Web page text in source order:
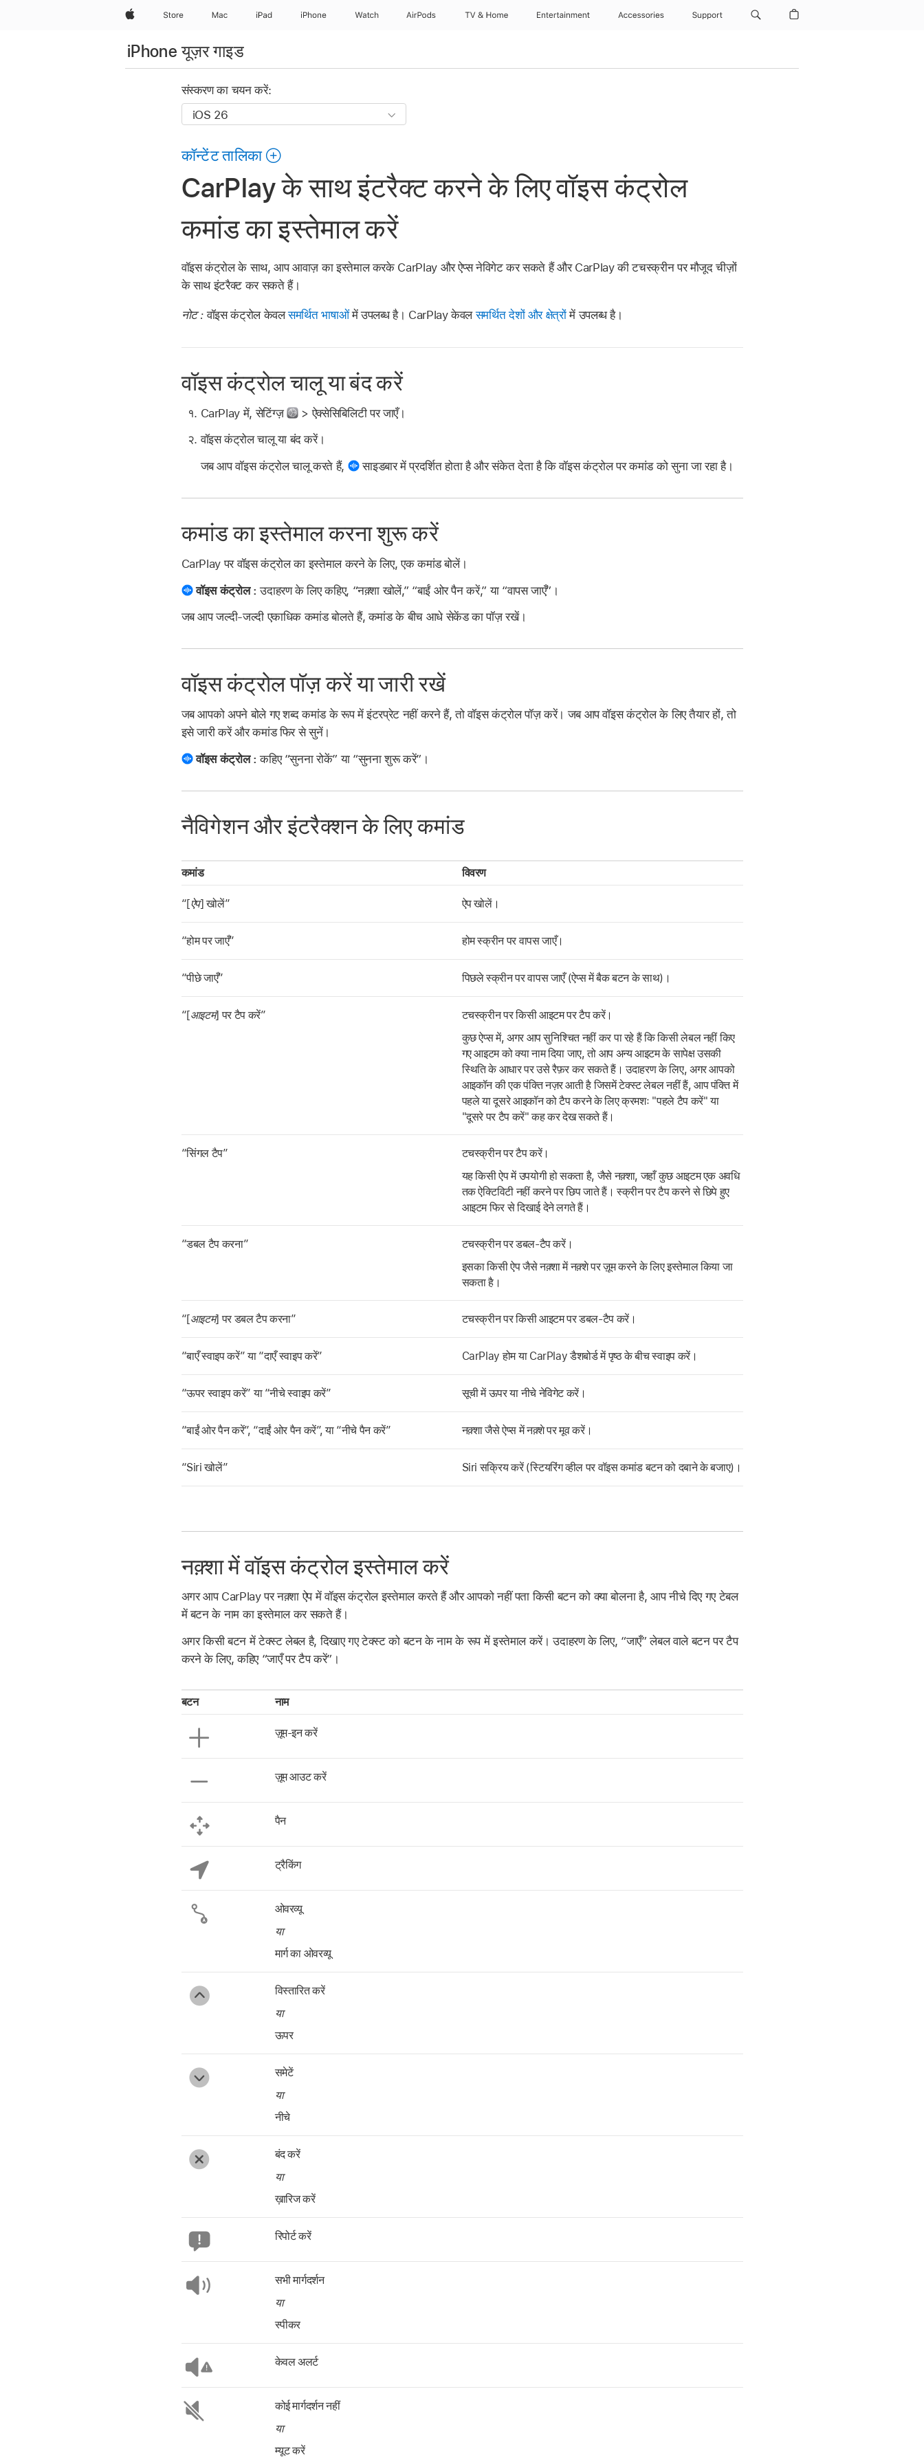
AppleStore Mac iPad iPhone Watch AirPods TV & Home Entertainment Accessories Support
iPhone यूज़र गाइड
संस्करण का चयन करें:
कॉन्टेंट तालिका
CarPlay के साथ इंटरैक्ट करने के लिए वॉइस कंट्रोल
कमांड का इस्तेमाल करें
वॉइस कंट्रोल के साथ, आप आवाज़ का इस्तेमाल करके CarPlay और ऐप्स नेविगेट कर सकते हैं और CarPlay की टचस्क्रीन पर मौजूद चीज़ों
के साथ इंटरैक्ट कर सकते हैं।
नोट :वॉइस कंट्रोल केवलसमर्थित भाषाओंमें उपलब्ध है। CarPlay केवलसमर्थित देशों और क्षेत्रोंमें उपलब्ध है।
वॉइस कंट्रोल चालू या बंद करें
CarPlay में, सेटिंग्ज़
> ऐक्सेसिबिलिटी पर जाएँ।
वॉइस कंट्रोल चालू या बंद करें।
जब आप वॉइस कंट्रोल चालू करते हैं,
साइडबार में प्रदर्शित होता है और संकेत देता है कि वॉइस कंट्रोल पर कमांड को सुना जा रहा है।
कमांड का इस्तेमाल करना शुरू करें
CarPlay पर वॉइस कंट्रोल का इस्तेमाल करने के लिए, एक कमांड बोलें।
वॉइस कंट्रोल : उदाहरण के लिए कहिए, “नक़्शा खोलें,” “बाईं ओर पैन करें,” या “वापस जाएँ”।
जब आप जल्दी-जल्दी एकाधिक कमांड बोलते हैं, कमांड के बीच आधे सेकेंड का पॉज़ रखें।
वॉइस कंट्रोल पॉज़ करें या जारी रखें
जब आपको अपने बोले गए शब्द कमांड के रूप में इंटरप्रेट नहीं करने हैं, तो वॉइस कंट्रोल पॉज़ करें। जब आप वॉइस कंट्रोल के लिए तैयार हों, तो
इसे जारी करें और कमांड फिर से सुनें।
वॉइस कंट्रोल : कहिए “सुनना रोकें” या “सुनना शुरू करें”।
नैविगेशन और इंटरैक्शन के लिए कमांड
कमांड विवरण
“[ऐप] खोलें” ऐप खोलें।
“होम पर जाएँ” होम स्क्रीन पर वापस जाएँ।
“पीछे जाएँ” पिछले स्क्रीन पर वापस जाएँ (ऐप्स में बैक बटन के साथ)।
“[आइटम] पर टैप करें”
टचस्क्रीन पर किसी आइटम पर टैप करें।
कुछ ऐप्स में, अगर आप सुनिश्चित नहीं कर पा रहे हैं कि किसी लेबल नहीं किए
गए आइटम को क्या नाम दिया जाए, तो आप अन्य आइटम के सापेक्ष उसकी
स्थिति के आधार पर उसे रैफ़र कर सकते हैं। उदाहरण के लिए, अगर आपको
आइकॉन की एक पंक्ति नज़र आती है जिसमें टेक्स्ट लेबल नहीं हैं, आप पंक्ति में
पहले या दूसरे आइकॉन को टैप करने के लिए क्रमशः "पहले टैप करें" या
"दूसरे पर टैप करें" कह कर देख सकते हैं।
“सिंगल टैप”
टचस्क्रीन पर टैप करें।
यह किसी ऐप में उपयोगी हो सकता है, जैसे नक़्शा, जहाँ कुछ आइटम एक अवधि
तक ऐक्टिविटी नहीं करने पर छिप जाते हैं। स्क्रीन पर टैप करने से छिपे हुए
आइटम फिर से दिखाई देने लगते हैं।
“डबल टैप करना”
टचस्क्रीन पर डबल-टैप करें।
इसका किसी ऐप जैसे नक़्शा में नक़्शे पर ज़ूम करने के लिए इस्तेमाल किया जा
सकता है।
“[आइटम] पर डबल टैप करना” टचस्क्रीन पर किसी आइटम पर डबल-टैप करें।
“बाएँ स्वाइप करें” या “दाएँ स्वाइप करें” CarPlay होम या CarPlay डैशबोर्ड में पृष्ठ के बीच स्वाइप करें।
“ऊपर स्वाइप करें” या “नीचे स्वाइप करें” सूची में ऊपर या नीचे नेविगेट करें।
“बाईं ओर पैन करें”, “दाईं ओर पैन करें”, या “नीचे पैन करें” नक़्शा जैसे ऐप्स में नक़्शे पर मूव करें।
“Siri खोलें” Siri सक्रिय करें (स्टियरिंग व्हील पर वॉइस कमांड बटन को दबाने के बजाए)।
नक़्शा में वॉइस कंट्रोल इस्तेमाल करें
अगर आप CarPlay पर नक़्शा ऐप में वॉइस कंट्रोल इस्तेमाल करते हैं और आपको नहीं पता किसी बटन को क्या बोलना है, आप नीचे दिए गए टेबल
में बटन के नाम का इस्तेमाल कर सकते हैं।
अगर किसी बटन में टेक्स्ट लेबल है, दिखाए गए टेक्स्ट को बटन के नाम के रूप में इस्तेमाल करें। उदाहरण के लिए, “जाएँ” लेबल वाले बटन पर टैप
करने के लिए, कहिए “जाएँ पर टैप करें”।
बटन नाम
ज़ूम-इन करें
ज़ूम आउट करें
पैन
ट्रैकिंग
ओवरव्यू
या
मार्ग का ओवरव्यू
विस्तारित करें
या
ऊपर
समेटें
या
नीचे
बंद करें
या
ख़ारिज करें
रिपोर्ट करें
सभी मार्गदर्शन
या
स्पीकर
केवल अलर्ट
कोई मार्गदर्शन नहीं
या
म्यूट करें